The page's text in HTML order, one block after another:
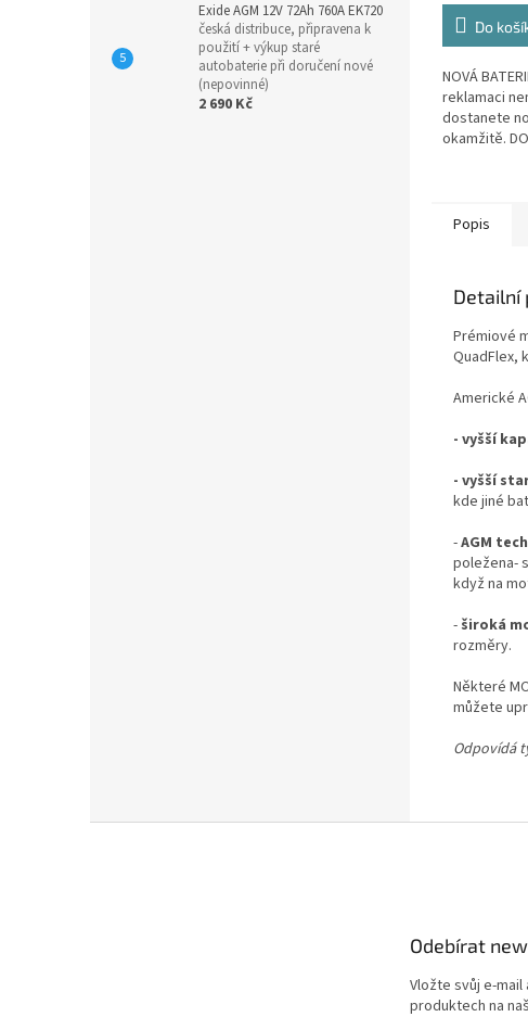
Exide AGM 12V 72Ah 760A EK720
česká distribuce, připravena k
použití + výkup staré
autobaterie při doručení nové
(nepovinné)
2 690 Kč
Do
NOVÁ
reklamaci
dostanete
okamžitě.
Popis
Detailní
Prémiové
QuadFlex,
Americké
- vyšší
- vyšší
kde jiné
-AGM
poležena-
když na
- široká
rozměry.
Některé
můžete
Odpovídá
Odebírat
Vložte svůj e-
produktech na